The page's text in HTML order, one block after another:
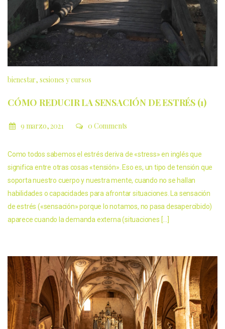
bienestar sesiones y cursos
CÓMO REDUCIR LA SENSACIÓN DE ESTRÉS (1)
9 marzo, 2021 0 Comments
Como todos sabemos el estrés deriva de «stress» en inglés que
significa entre otras cosas «tensión». Eso es, un tipo de tensión que
soporta nuestro cuerpo y nuestra mente, cuando no se hallan
habilidades o capacidades para afrontar situaciones. La sensación
de estrés («sensación» porque lo notamos, no pasa desapercibido)
aparece cuando la demanda externa (situaciones […]